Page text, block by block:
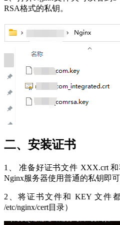
RSA格式的私钥。
二、安装证书
1、 准备好证书文件 XXX.crt
Nginx服务器使用普通的私钥即可
2、将证书文件和 KEY 文件
/etc/nginx/cert目录）